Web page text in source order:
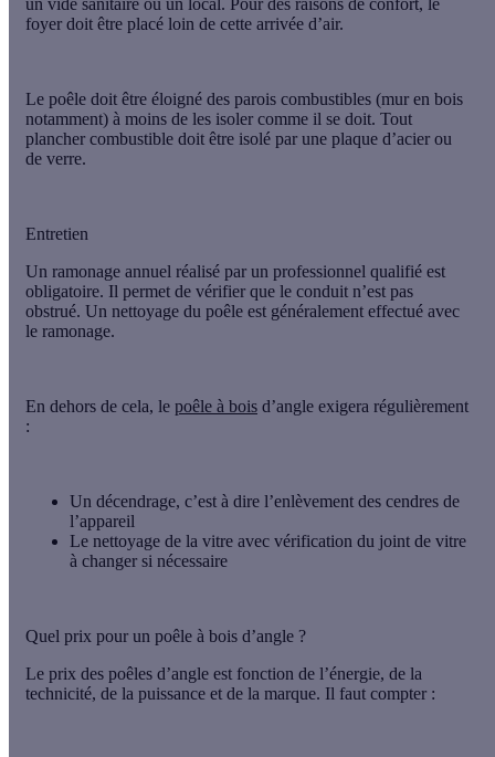
foyer doit être placé loin de cette arrivée d’air.
Le poêle doit être éloigné des parois combustibles (mur en bois
notamment) à moins de les isoler comme il se doit. Tout
plancher combustible doit être isolé par une plaque d’acier ou
de verre.
Entretien
Un ramonage annuel réalisé par un professionnel qualifié est
obligatoire. Il permet de vérifier que le conduit n’est pas
obstrué. Un nettoyage du poêle est généralement effectué avec
le ramonage.
En dehors de cela, le poêle à bois d’angle exigera régulièrement
:
Un décendrage, c’est à dire l’enlèvement des cendres de
l’appareil
Le nettoyage de la vitre avec vérification du joint de vitre
à changer si nécessaire
Quel prix pour un poêle à bois d’angle ?
Le prix des poêles d’angle est fonction de l’énergie, de la
technicité, de la puissance et de la marque. Il faut compter :